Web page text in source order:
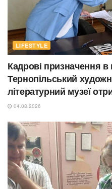
LIFESTYLE
Кадрові призначення в
Тернопільський
літературний музеї
04.08.2026